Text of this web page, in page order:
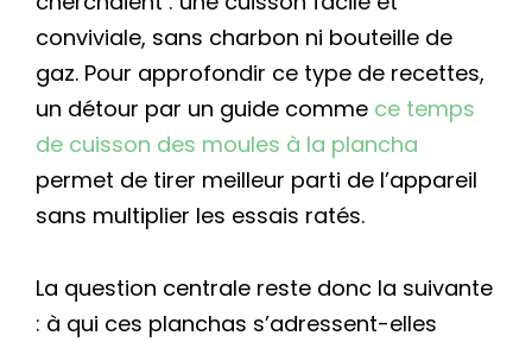
conviviale, sans charbon ni bouteille de
gaz. Pour approfondir ce type de recettes,
un détour par un guide comme ce temps
de cuisson des moules à la plancha
permet de tirer meilleur parti de l’appareil
sans multiplier les essais ratés.
La question centrale reste donc la suivante
: à qui ces planchas s’adressent-elles